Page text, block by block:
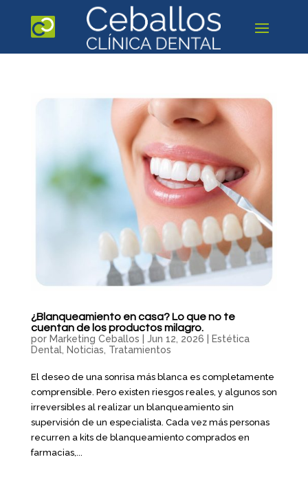
¿Blanqueamiento en casa? Lo que no te
cuentan de los productos milagro.
por Marketing Ceballos Jun 12, 2026
Estética
Dental, Noticias Tratamientos
El deseo de una sonrisa más blanca es completamente
comprensible. Pero existen riesgos reales, y algunos son
irreversibles al realizar un blanqueamiento sin
supervisión de un especialista. Cada vez más personas
recurren a kits de blanqueamiento comprados en
farmacias,...